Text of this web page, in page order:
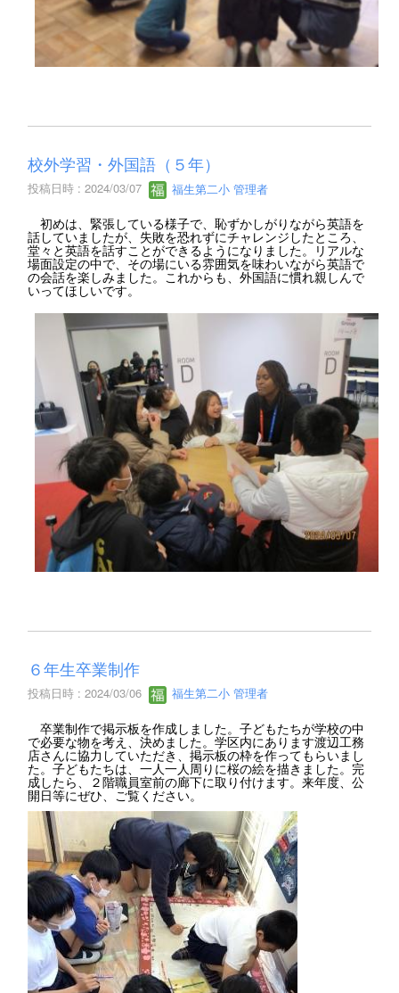
校外学習・外国語（５年）
投稿日時 : 2024/03/07 福生第二小 管理者
初めは、緊張している様子で、恥ずかしがりながら英語を
話していましたが、失敗を恐れずにチャレンジしたところ、
堂々と英語を話すことができるようになりました。リアルな
場面設定の中で、その場にいる雰囲気を味わいながら英語で
の会話を楽しみました。これからも、外国語に慣れ親しんで
いってほしいです。
６年生卒業制作
投稿日時 : 2024/03/06 福生第二小 管理者
卒業制作で掲示板を作成しました。子どもたちが学校の中
で必要な物を考え、決めました。学区内にあります渡辺工務
店さんに協力していただき、掲示板の枠を作ってもらいまし
た。子どもたちは、一人一人周りに桜の絵を描きました。完
成したら、２階職員室前の廊下に取り付けます。来年度、公
開日等にぜひ、ご覧ください。